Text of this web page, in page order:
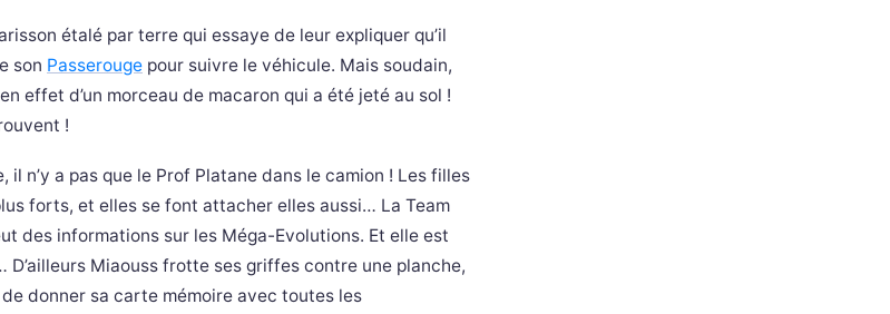
étalé par terre qui essaye de leur expliquer qu’il
son Passerouge pour suivre le véhicule. Mais soudain,
effet d’un morceau de macaron qui a été jeté au sol !
!
n’y a pas que le Prof Platane dans le camion ! Les filles
forts, et elles se font attacher elles aussi… La Team
des informations sur les Méga-Evolutions. Et elle est
Miaouss frotte ses griffes contre une planche,
donner sa carte mémoire avec toutes les